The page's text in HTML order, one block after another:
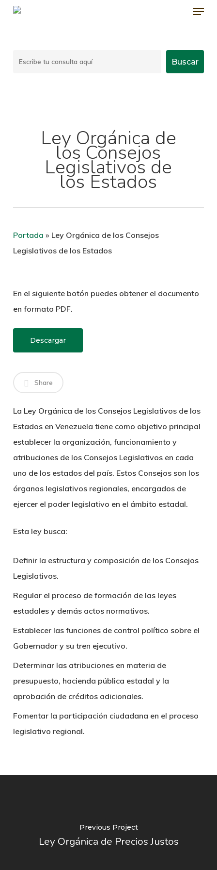
Skip
Menu
Buscar Buscar
Ley Orgánica de
los Consejos
Legislativos de
los Estados
Portada » Ley Orgánica de los Consejos
Legislativos de los Estados
En el siguiente botón puedes obtener el documento
en formato PDF.
Descargar
Share
La Ley Orgánica de los Consejos Legislativos de los
Estados en Venezuela tiene como objetivo principal
establecer la organización, funcionamiento y
atribuciones de los Consejos Legislativos en cada
uno de los estados del país. Estos Consejos son los
órganos legislativos regionales, encargados de
ejercer el poder legislativo en el ámbito estadal.
Esta ley busca:
Definir la estructura y composición de los Consejos
Legislativos.
Regular el proceso de formación de las leyes
estadales y demás actos normativos.
Establecer las funciones de control político sobre el
Gobernador y su tren ejecutivo.
Determinar las atribuciones en materia de
presupuesto, hacienda pública estadal y la
aprobación de créditos adicionales.
Fomentar la participación ciudadana en el proceso
legislativo regional.
Previous Project
Ley Orgánica de Precios Justos